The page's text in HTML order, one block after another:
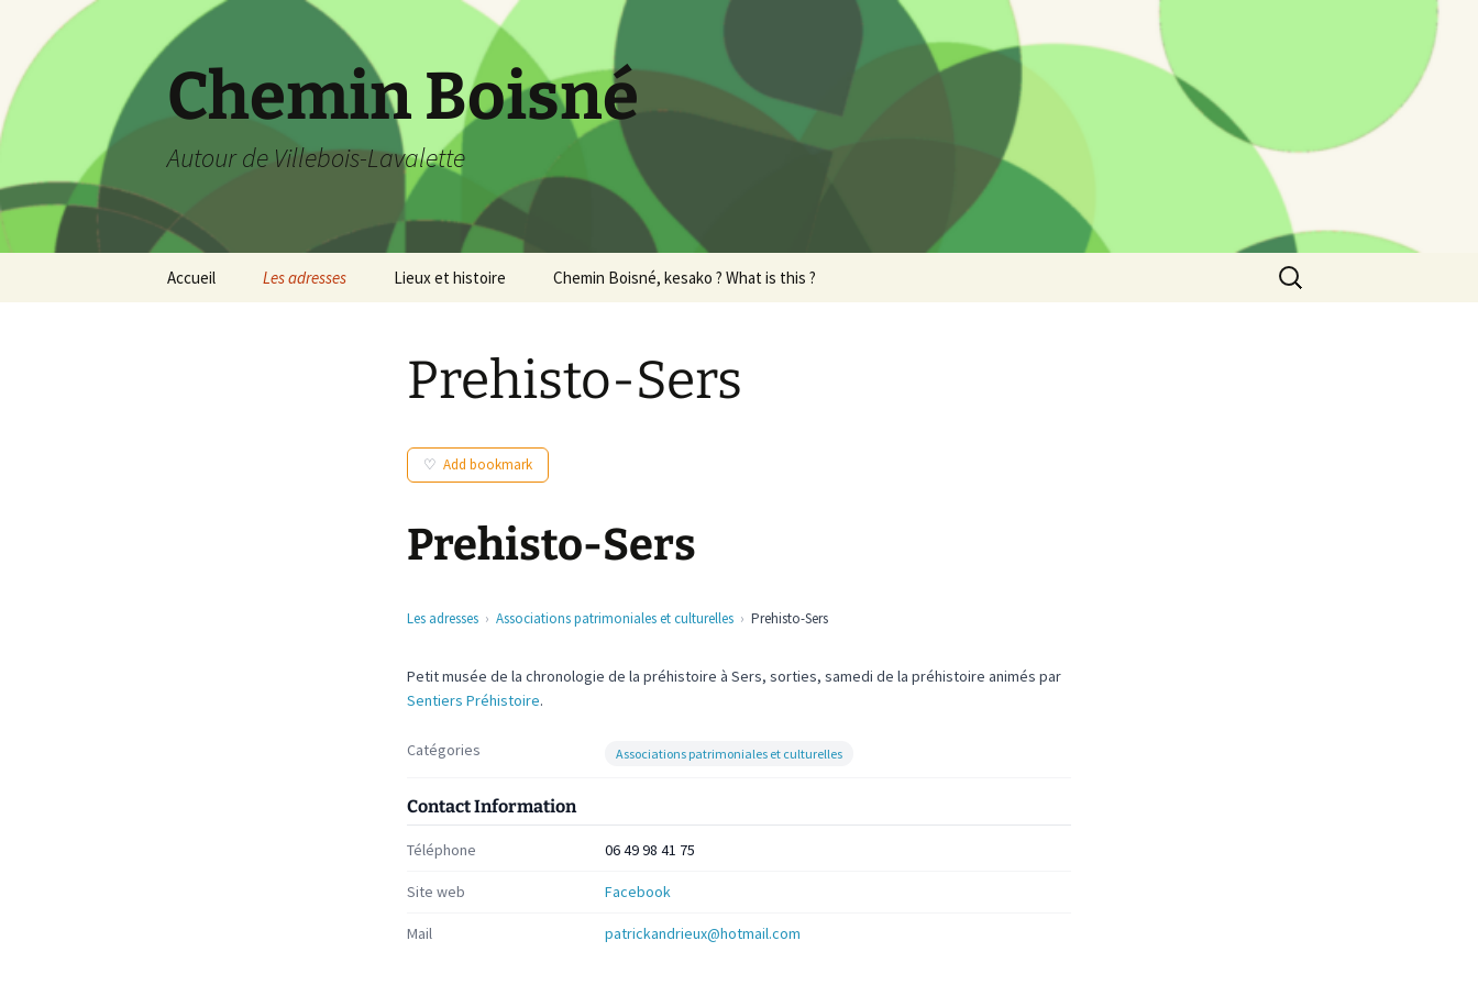
contenu
Chemin Boisné
Autour de Villebois-Lavalette
Accueil Les adresses Lieux et histoire Chemin Boisné, kesako ? What is this ?
Rechercher :
Prehisto-Sers
Add bookmark
Prehisto-Sers
Les adresses Associations patrimoniales et culturelles Prehisto-Sers
Petit musée de la chronologie de la préhistoire à Sers, sorties, samedi de la préhistoire animés par
Sentiers Préhistoire.
Catégories Associations patrimoniales et culturelles
Contact Information
Téléphone 06 49 98 41 75
Site web Facebook
Mail patrickandrieux@hotmail.com